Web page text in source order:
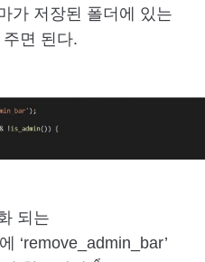
가 저장된 폴더에 있는
면 된다.
되는
‘remove_admin_bar’